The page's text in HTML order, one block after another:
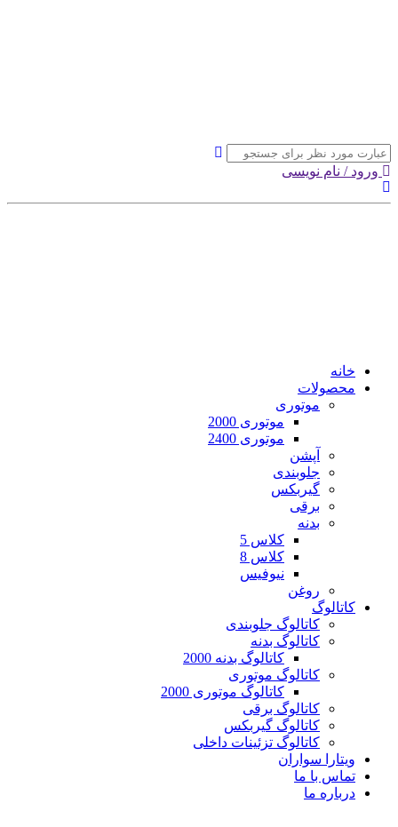
ورود / نام نویسی
خانه
محصولات
موتوری
موتوری 2000
موتوری 2400
آپشن
جلوبندی
گیربکس
برقی
بدنه
کلاس 5
کلاس 8
نیوفیس
روغن
کاتالوگ
کاتالوگ جلوبندی
کاتالوگ بدنه
کاتالوگ بدنه 2000
کاتالوگ موتوری
کاتالوگ موتوری 2000
کاتالوگ برقی
کاتالوگ گیربکس
کاتالوگ تزئینات داخلی
ویتارا سواران
تماس با ما
درباره ما